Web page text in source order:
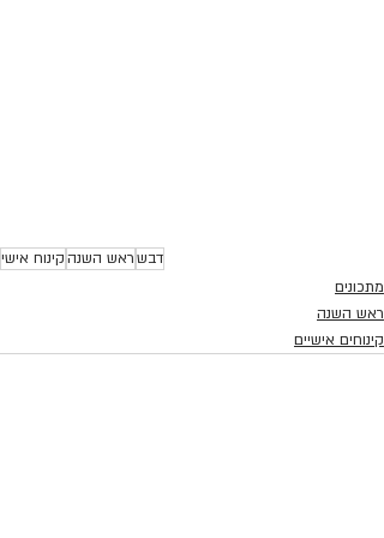
דבשראש השנהקינוח אישי
מתכונים
ראש השנה
קינוחים אישיים